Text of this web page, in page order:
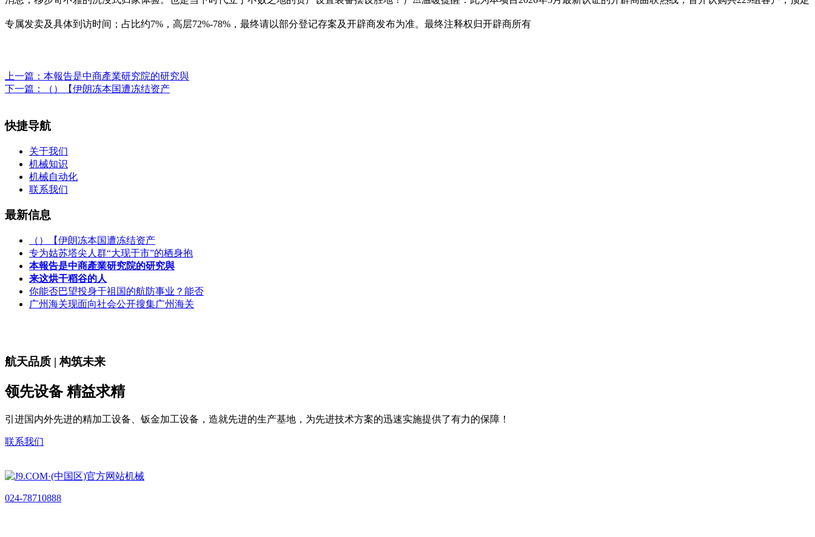
专属发卖及具体到访时间；占比约7%，高层72%-78%，最终请以部分登记存案及开辟商发布为准。最终注释权归开辟商所有
上一篇： 本報告是中商產業研究院的研究與
下一篇：
（）【伊朗冻本国遭冻结资产
快捷导航
关于我们
机械知识
机械自动化
联系我们
最新信息
（）【伊朗冻本国遭冻结资产
专为姑苏塔尖人群“大现于市”的栖身抱
本報告是中商產業研究院的研究與
来这烘干稻谷的人
你能否巴望投身于祖国的航防事业？能否
广州海关现面向社会公开搜集广州海关
航天品质 | 构筑未来
领先设备 精益求精
引进国内外先进的精加工设备、钣金加工设备，造就先进的生产基地，为先进技术方案的迅速实施提供了有力的保障！
联系我们
024-78710888